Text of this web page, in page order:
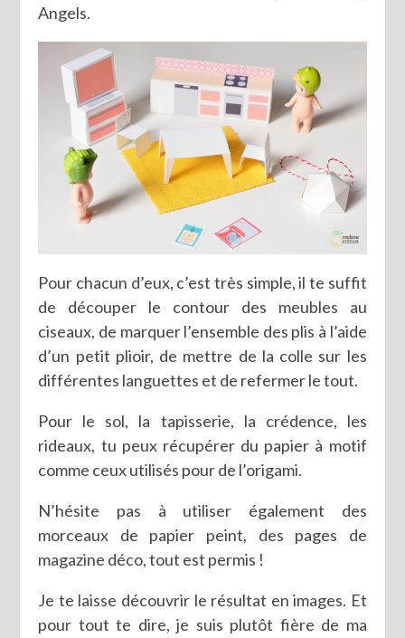
Angels.
Pour chacun d’eux, c’est très simple, il te suffit
de découper le contour des meubles au
ciseaux, de marquer l’ensemble des plis à l’aide
d’un petit plioir, de mettre de la colle sur les
différentes languettes et de refermer le tout.
Pour le sol, la tapisserie, la crédence, les
rideaux, tu peux récupérer du papier à motif
comme ceux utilisés pour de l’origami.
N’hésite pas à utiliser également des
morceaux de papier peint, des pages de
magazine déco, tout est permis !
Je te laisse découvrir le résultat en images. Et
pour tout te dire, je suis plutôt fière de ma